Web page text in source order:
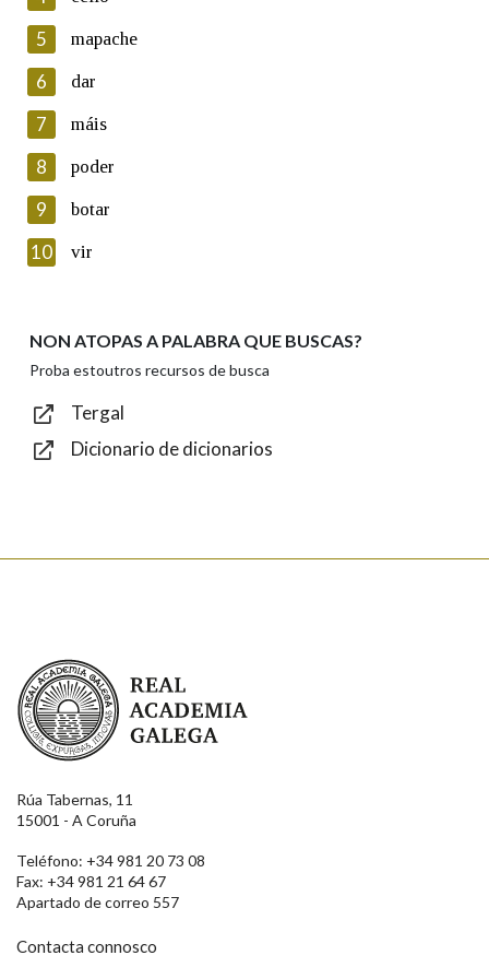
Lin e acepto as condicións da política de
Introduce o código que aparece na imaxe:
Texto de verificación
Enviar
5 mapache
6 dar
7 máis
8 poder
9 botar
10 vir
NON ATOPAS A PALABRA QUE BUSCAS?
Proba estoutros recursos de busca
Tergal
Dicionario de dicionarios
Real Academia Galega
Rúa Tabernas, 11
15001 - A Coruña
Teléfono: +34 981 20 73 08
Fax: +34 981 21 64 67
Apartado de correo 557
Contacta connosco